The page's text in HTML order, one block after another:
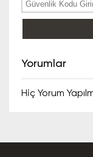
Yorumlar
Hiç Yorum